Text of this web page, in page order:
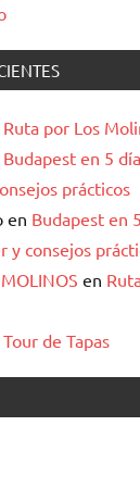
Ruta por Los
Budapest en 5
prácticos
en Budapest en
y consejos
en
Tour de Tapas